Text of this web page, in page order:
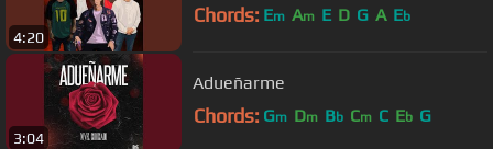
4:20
Chords: Em Am E D G A Eb
3:04
Adueñarme
Chords: Gm Dm Bb Cm C Eb G